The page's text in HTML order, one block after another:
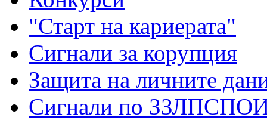
"Старт на кариерата"
Сигнали за корупция
Защита на личните
Сигнали по